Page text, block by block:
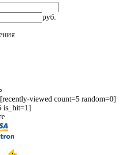
руб.
viewed count=5 random=0]
is_hit=1]